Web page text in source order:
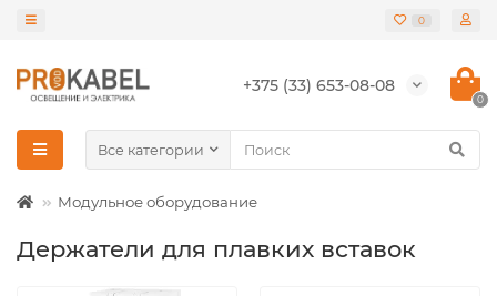
0
+375 (33) 653-08-08
0
Все категории
Модульное оборудование
Держатели для плавких вставок